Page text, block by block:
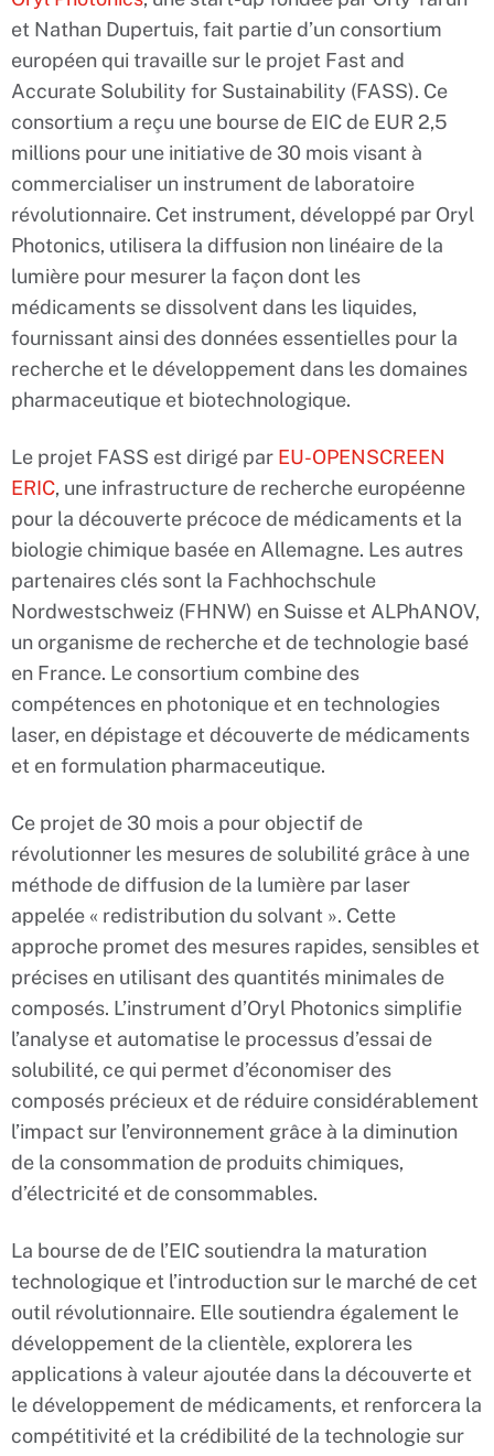
et Nathan Dupertuis, fait partie d’un consortium
européen qui travaille sur le projet Fast and
Accurate Solubility for Sustainability (FASS). Ce
consortium a reçu une bourse de EIC de EUR 2,5
millions pour une initiative de 30 mois visant à
commercialiser un instrument de laboratoire
révolutionnaire. Cet instrument, développé par Oryl
Photonics, utilisera la diffusion non linéaire de la
lumière pour mesurer la façon dont les
médicaments se dissolvent dans les liquides,
fournissant ainsi des données essentielles pour la
recherche et le développement dans les domaines
pharmaceutique et biotechnologique.
Le projet FASS est dirigé par EU-OPENSCREEN
ERIC, une infrastructure de recherche européenne
pour la découverte précoce de médicaments et la
biologie chimique basée en Allemagne. Les autres
partenaires clés sont la Fachhochschule
Nordwestschweiz (FHNW) en Suisse et ALPhANOV,
un organisme de recherche et de technologie basé
en France. Le consortium combine des
compétences en photonique et en technologies
laser, en dépistage et découverte de médicaments
et en formulation pharmaceutique.
Ce projet de 30 mois a pour objectif de
révolutionner les mesures de solubilité grâce à une
méthode de diffusion de la lumière par laser
appelée « redistribution du solvant ». Cette
approche promet des mesures rapides, sensibles et
précises en utilisant des quantités minimales de
composés. L’instrument d’Oryl Photonics simplifie
l’analyse et automatise le processus d’essai de
solubilité, ce qui permet d’économiser des
composés précieux et de réduire considérablement
l’impact sur l’environnement grâce à la diminution
de la consommation de produits chimiques,
d’électricité et de consommables.
La bourse de de l’EIC soutiendra la maturation
technologique et l’introduction sur le marché de cet
outil révolutionnaire. Elle soutiendra également le
développement de la clientèle, explorera les
applications à valeur ajoutée dans la découverte et
le développement de médicaments, et renforcera la
compétitivité et la crédibilité de la technologie sur